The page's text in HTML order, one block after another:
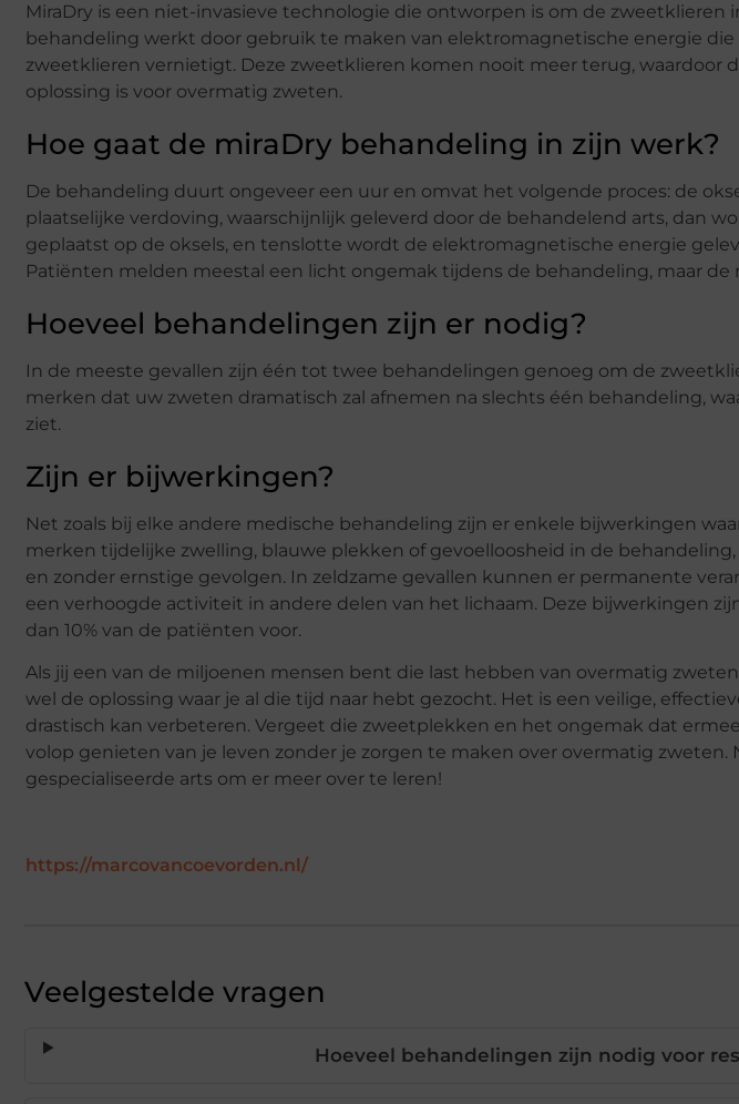
MiraDry is een niet-invasieve technologie die ontworpen is om de zweetklieren
behandeling werkt door gebruik te maken van elektromagnetische energie
zweetklieren vernietigt. Deze zweetklieren komen nooit meer terug, waardoor
oplossing is voor overmatig zweten.
Hoe gaat de miraDry behandeling in zijn werk?
De behandeling duurt ongeveer een uur en omvat het volgende proces: de
plaatselijke verdoving, waarschijnlijk geleverd door de behandelend arts, dan
geplaatst op de oksels, en tenslotte wordt de elektromagnetische energie
Patiënten melden meestal een licht ongemak tijdens de behandeling, maar
Hoeveel behandelingen zijn er nodig?
In de meeste gevallen zijn één tot twee behandelingen genoeg om de
merken dat uw zweten dramatisch zal afnemen na slechts één behandeling,
ziet.
Zijn er bijwerkingen?
Net zoals bij elke andere medische behandeling zijn er enkele bijwerkingen
merken tijdelijke zwelling, blauwe plekken of gevoelloosheid in de
en zonder ernstige gevolgen. In zeldzame gevallen kunnen er permanente
een verhoogde activiteit in andere delen van het lichaam. Deze bijwerkingen
dan 10% van de patiënten voor.
Als jij een van de miljoenen mensen bent die last hebben van overmatig
wel de oplossing waar je al die tijd naar hebt gezocht. Het is een veilige,
drastisch kan verbeteren. Vergeet die zweetplekken en het ongemak dat
volop genieten van je leven zonder je zorgen te maken over overmatig
gespecialiseerde arts om er meer over te leren!
https://marcovancoevorden.nl/
Veelgestelde vragen
Hoeveel behandelingen zijn nodig voor